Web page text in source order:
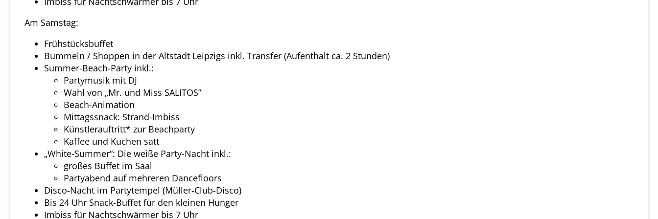
Am Samstag:
Frühstücksbuffet
Bummeln / Shoppen in der Altstadt Leipzigs inkl. Transfer (Aufenthalt ca. 2 Stunden)
Summer-Beach-Party inkl.:
Partymusik mit DJ
Wahl von „Mr. und Miss SALITOS”
Beach-Animation
Mittagssnack: Strand-Imbiss
Künstlerauftritt* zur Beachparty
Kaffee und Kuchen satt
„White-Summer“: Die weiße Party-Nacht inkl.:
großes Buffet im Saal
Partyabend auf mehreren Dancefloors
Disco-Nacht im Partytempel (Müller-Club-Disco)
Bis 24 Uhr Snack-Buffet für den kleinen Hunger
Imbiss für Nachtschwärmer bis 7 Uhr